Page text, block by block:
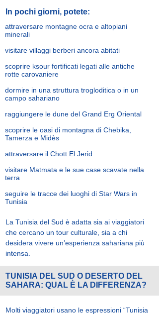
In pochi giorni, potete:
attraversare montagne ocra e altopiani
minerali
visitare villaggi berberi ancora abitati
scoprire ksour fortificati legati alle antiche
rotte carovaniere
dormire in una struttura trogloditica o in un
campo sahariano
raggiungere le dune del Grand Erg Oriental
scoprire le oasi di montagna di Chebika,
Tamerza e Midès
attraversare il Chott El Jerid
visitare Matmata e le sue case scavate nella
terra
seguire le tracce dei luoghi di Star Wars in
Tunisia
La Tunisia del Sud è adatta sia ai viaggiatori
che cercano un tour culturale, sia a chi
desidera vivere un’esperienza sahariana più
intensa.
TUNISIA DEL SUD O DESERTO DEL
SAHARA: QUAL È LA DIFFERENZA?
Molti viaggiatori usano le espressioni “Tunisia